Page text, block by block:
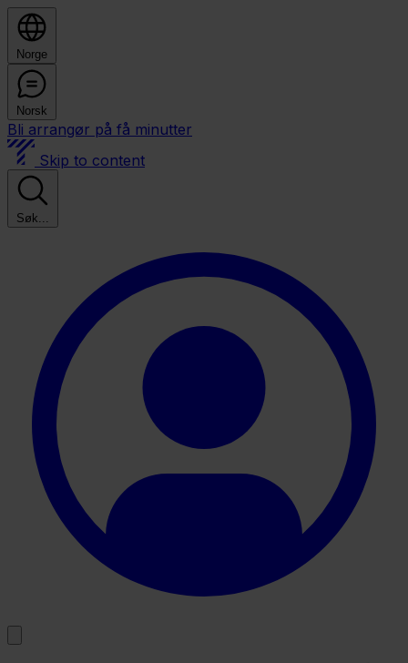
Norge
Norsk
Bli arrangør på få minutter
Skip to content
Søk...